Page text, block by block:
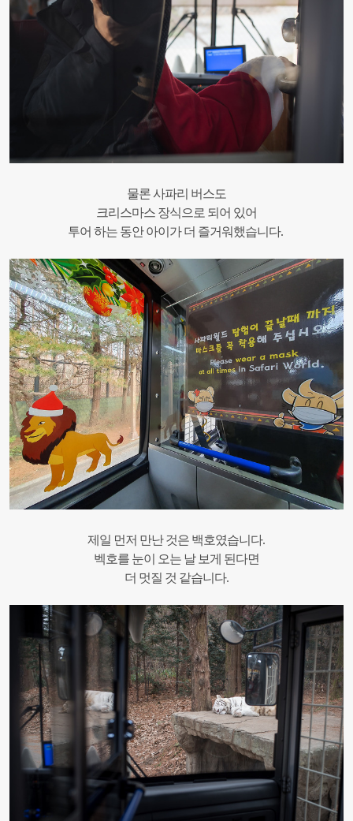
물론 사파리 버스도
크리스마스 장식으로 되어 있어
투어 하는 동안 아이가 더 즐거워했습니다.
제일 먼저 만난 것은 백호였습니다.
벡호를 눈이 오는 날 보게 된다면
더 멋질 것 같습니다.